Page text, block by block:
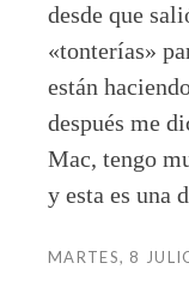
desde que
«tonterías»
están
después me
Mac, tengo
y esta es una
MARTES, 8